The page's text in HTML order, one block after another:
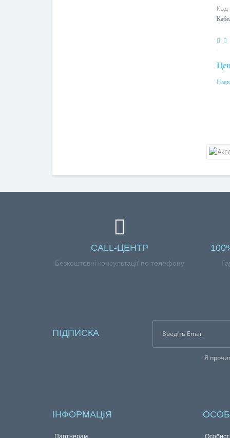
Код
CALL-ЦЕНТР
Безкоштовні консультації по
ПІДПИСКА
Я
ІНФОРМАЦІЯ